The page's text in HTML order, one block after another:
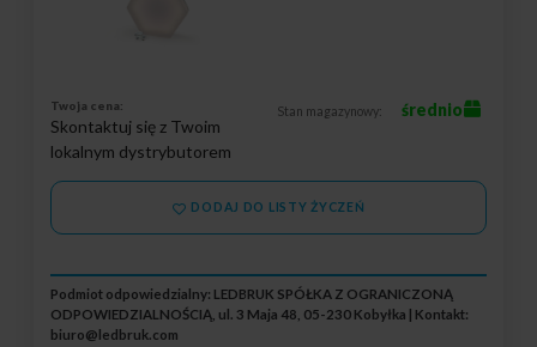
Twoja cena:
Skontaktuj się z Twoim
lokalnym dystrybutorem
Stan magazynowy: średnio
DODAJ DO LISTY ŻYCZEŃ
Podmiot odpowiedzialny: LEDBRUK SPÓŁKA Z OGRANICZONĄ
ODPOWIEDZIALNOŚCIĄ, ul. 3 Maja 48, 05-230 Kobyłka | Kontakt:
biuro@ledbruk.com